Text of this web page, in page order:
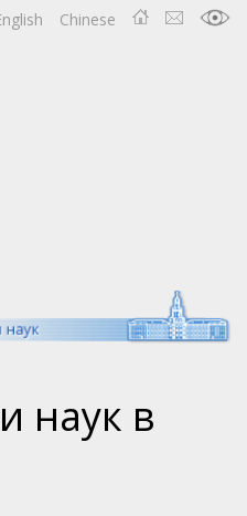
Chinese
наук в